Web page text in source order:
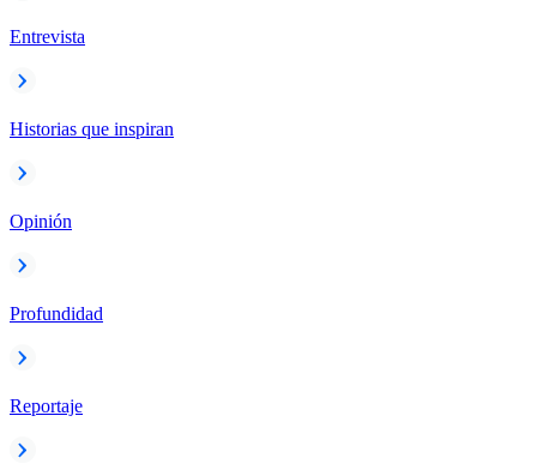
Entrevista
Historias que inspiran
Opinión
Profundidad
Reportaje